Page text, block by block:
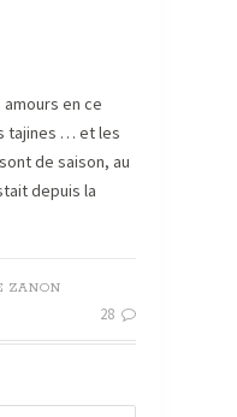
en ce
tajines … et les
de saison, au
depuis la
ZANON
28